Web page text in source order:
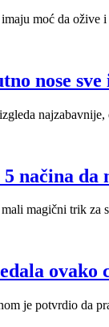
moć da ožive
nose
najzabavnije,
načina da
magični trik za
je potvrdio da